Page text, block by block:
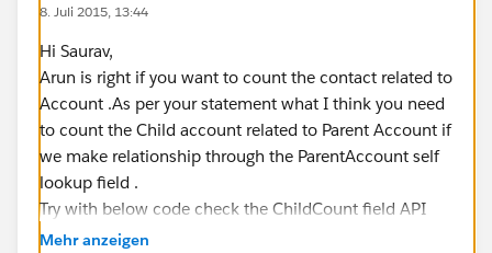
8. Juli 2015, 13:44
Hi Saurav,
Arun is right if you want to count the contact related to
Account .As per your statement what I think you need
to count the Child account related to Parent Account if
we make relationship through the ParentAccount self
lookup field .
Try with below code check the ChildCount field API
name and the ParentAccount also .If you have created
Mehr anzeigen